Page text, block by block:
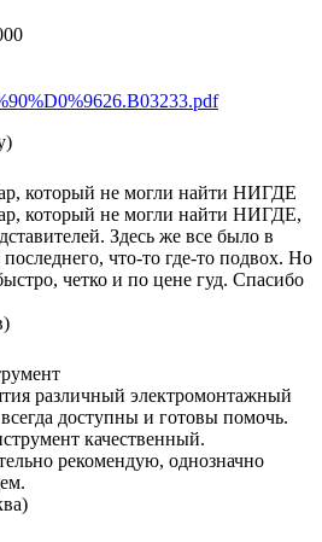
который не могли найти НИГДЕ
который не могли найти НИГДЕ,
Здесь же все было в
что-то где-то подвох. Но
четко и по цене гуд. Спасибо
различный электромонтажный
доступны и готовы помочь.
качественный.
рекомендую, однозначно